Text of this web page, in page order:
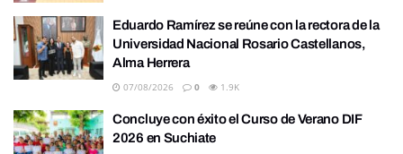
Eduardo Ramírez se reúne con la rectora de la
Universidad Nacional Rosario Castellanos,
Alma Herrera
07/08/2026 0 1.9K
Concluye con éxito el Curso de Verano DIF
2026 en Suchiate